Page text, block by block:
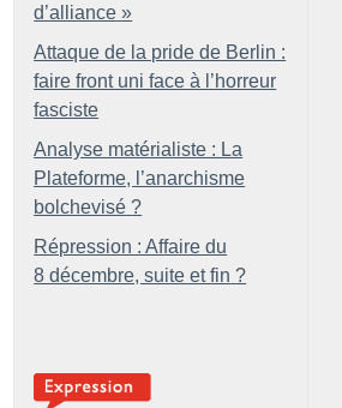
d’alliance »
Attaque de la pride de Berlin :
faire front uni face à l’horreur
fasciste
Analyse matérialiste : La
Plateforme, l’anarchisme
bolchevisé ?
Répression : Affaire du
8 décembre, suite et fin ?